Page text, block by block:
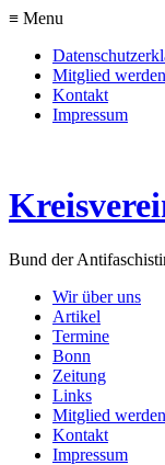
≡ Menu
Mitglied werden
Kontakt
Impressum
Bund der
Wir über uns
Artikel
Termine
Bonn
Zeitung
Links
Mitglied werden
Kontakt
Impressum